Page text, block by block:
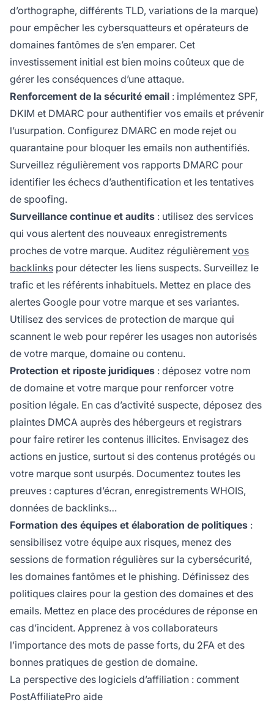
d’orthographe, différents TLD, variations de la marque)
pour empêcher les cybersquatteurs et opérateurs de
domaines fantômes de s’en emparer. Cet
investissement initial est bien moins coûteux que de
gérer les conséquences d’une attaque.
Renforcement de la sécurité email : implémentez SPF,
DKIM et DMARC pour authentifier vos emails et prévenir
l’usurpation. Configurez DMARC en mode rejet ou
quarantaine pour bloquer les emails non authentifiés.
Surveillez régulièrement vos rapports DMARC pour
identifier les échecs d’authentification et les tentatives
de spoofing.
Surveillance continue et audits : utilisez des services
qui vous alertent des nouveaux enregistrements
proches de votre marque. Auditez régulièrement vos
backlinks pour détecter les liens suspects. Surveillez le
trafic et les référents inhabituels. Mettez en place des
alertes Google pour votre marque et ses variantes.
Utilisez des services de protection de marque qui
scannent le web pour repérer les usages non autorisés
de votre marque, domaine ou contenu.
Protection et riposte juridiques : déposez votre nom
de domaine et votre marque pour renforcer votre
position légale. En cas d’activité suspecte, déposez des
plaintes DMCA auprès des hébergeurs et registrars
pour faire retirer les contenus illicites. Envisagez des
actions en justice, surtout si des contenus protégés ou
votre marque sont usurpés. Documentez toutes les
preuves : captures d’écran, enregistrements WHOIS,
données de backlinks…
Formation des équipes et élaboration de politiques :
sensibilisez votre équipe aux risques, menez des
sessions de formation régulières sur la cybersécurité,
les domaines fantômes et le phishing. Définissez des
politiques claires pour la gestion des domaines et des
emails. Mettez en place des procédures de réponse en
cas d’incident. Apprenez à vos collaborateurs
l’importance des mots de passe forts, du 2FA et des
bonnes pratiques de gestion de domaine.
La perspective des logiciels d’affiliation : comment
PostAffiliatePro aide